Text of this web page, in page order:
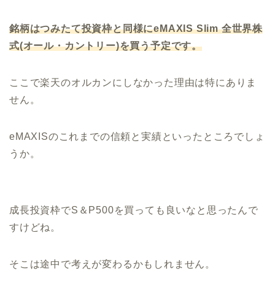
銘柄はつみたて投資枠と同様にeMAXIS Slim 全世界株
式(オール・カントリー)を買う予定です。
ここで楽天のオルカンにしなかった理由は特にありま
せん。
eMAXISのこれまでの信頼と実績といったところでしょ
うか。
成長投資枠でS＆P500を買っても良いなと思ったんで
すけどね。
そこは途中で考えが変わるかもしれません。